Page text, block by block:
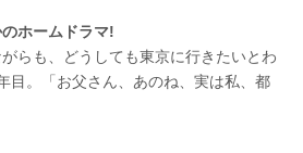
ホームドラマ!
らも、どうしても東京に行きたいとわ
目。「お父さん、あのね、実は私、都